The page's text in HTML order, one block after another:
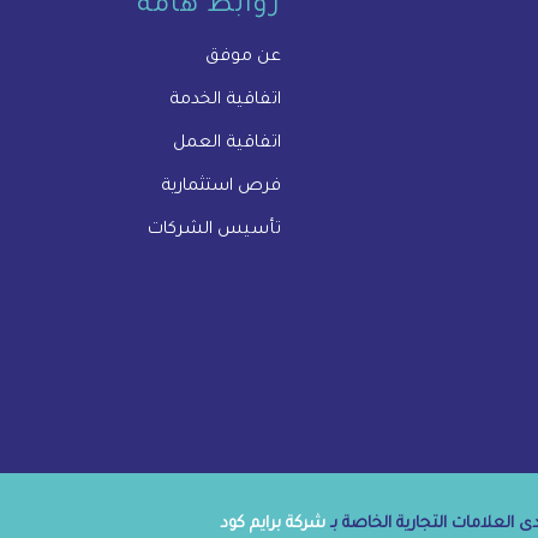
روابط هامة
عن موفق
اتفاقية الخدمة
اتفاقية العمل
فرص استثمارية
تأسيس الشركات
العلامات التجارية الخاصة بـ شركة برايم كود